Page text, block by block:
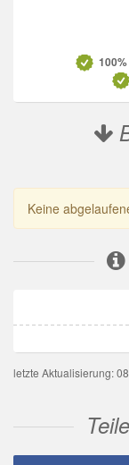
100%
Keine
letzte Aktualisierung: